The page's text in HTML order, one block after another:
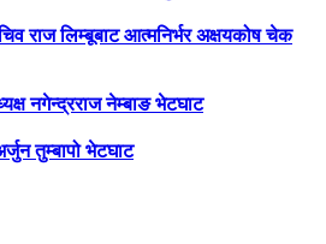
राज लिम्बूबाट आत्मनिर्भर अक्षयकोष चेक
नगेन्द्रराज नेम्बाङ भेटघाट
तुम्बापो भेटघाट